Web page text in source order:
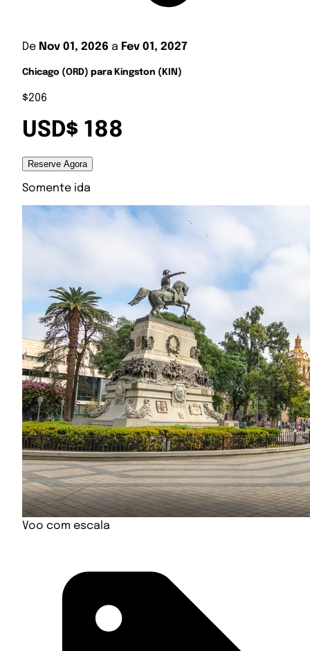
De Nov 01, 2026 a Fev 01, 2027
Chicago (ORD) para Kingston (KIN)
$206
USD$ 188
Reserve Agora
Somente ida
Voo com escala